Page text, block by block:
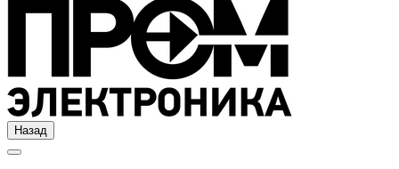
Назад